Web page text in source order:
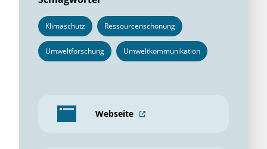
Klimaschutz Ressourcenschonung
Umweltforschung Umweltkommunikation
Webseite